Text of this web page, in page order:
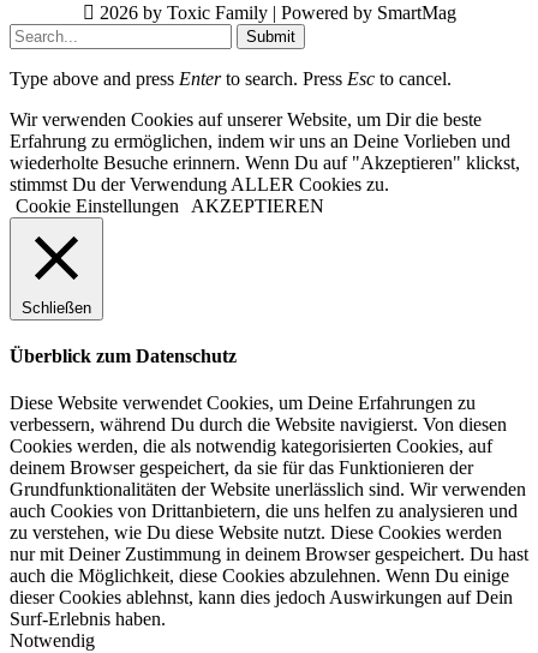
2026 by Toxic Family | Powered by SmartMag
Submit
Type above and press Enterto search. Press Esc to cancel.
Wir verwenden Cookies auf unserer Website, um Dir die beste
Erfahrung zu ermöglichen, indem wir uns an Deine Vorlieben und
wiederholte Besuche erinnern. Wenn Du auf "Akzeptieren" klickst,
stimmst Du der Verwendung ALLER Cookies zu.
Cookie Einstellungen
AKZEPTIEREN
Schließen
Überblick zum Datenschutz
Diese Website verwendet Cookies, um Deine Erfahrungen zu
verbessern, während Du durch die Website navigierst. Von diesen
Cookies werden, die als notwendig kategorisierten Cookies, auf
deinem Browser gespeichert, da sie für das Funktionieren der
Grundfunktionalitäten der Website unerlässlich sind. Wir verwenden
auch Cookies von Drittanbietern, die uns helfen zu analysieren und
zu verstehen, wie Du diese Website nutzt. Diese Cookies werden
nur mit Deiner Zustimmung in deinem Browser gespeichert. Du hast
auch die Möglichkeit, diese Cookies abzulehnen. Wenn Du einige
dieser Cookies ablehnst, kann dies jedoch Auswirkungen auf Dein
Surf-Erlebnis haben.
Notwendig